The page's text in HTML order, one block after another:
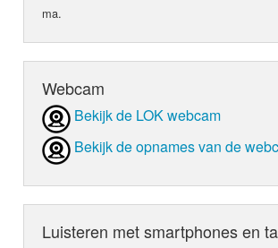
ma.
Webcam
Bekijk de LOK webcam
Bekijk de opnames van de
Luisteren met smartphones en